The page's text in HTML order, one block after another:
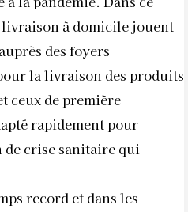
livraison à domicile jouent
des foyers
la livraison des produits
ceux de première
rapidement pour
crise sanitaire qui
record et dans les